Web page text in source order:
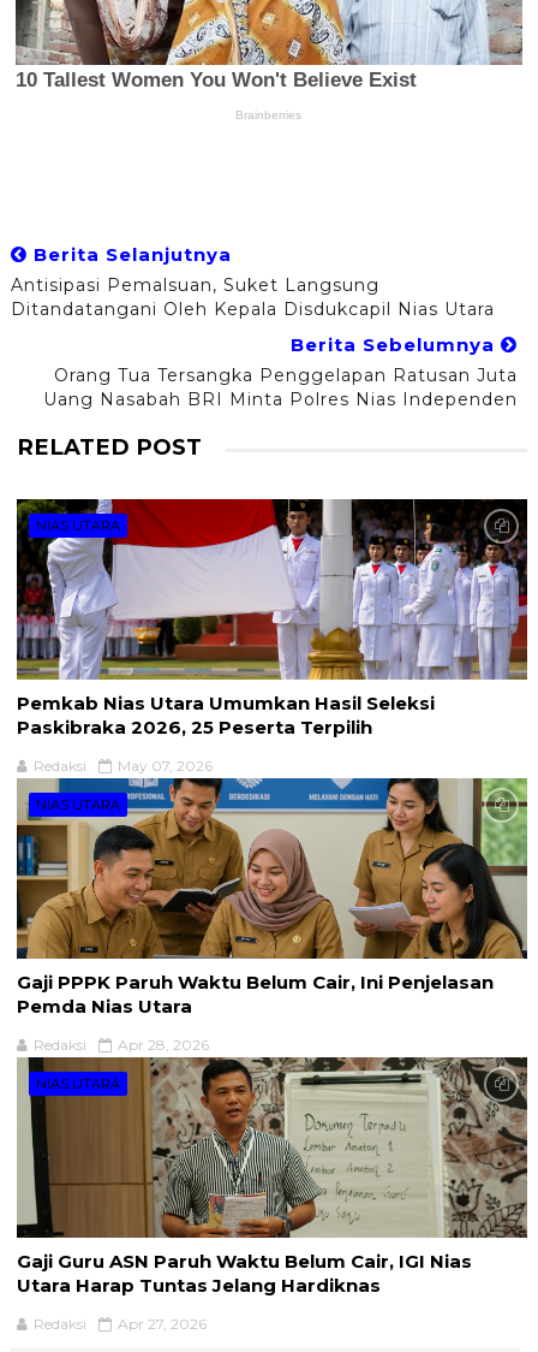
Berita Selanjutnya
Antisipasi Pemalsuan, Suket Langsung
Ditandatangani Oleh Kepala Disdukcapil Nias Utara
Berita Sebelumnya
Orang Tua Tersangka Penggelapan Ratusan Juta
Uang Nasabah BRI Minta Polres Nias Independen
RELATED POST
NIAS UTARA
Pemkab Nias Utara Umumkan Hasil Seleksi
Paskibraka 2026, 25 Peserta Terpilih
Redaksi May 07, 2026
NIAS UTARA
Gaji PPPK Paruh Waktu Belum Cair, Ini Penjelasan
Pemda Nias Utara
Redaksi Apr 28, 2026
NIAS UTARA
Gaji Guru ASN Paruh Waktu Belum Cair, IGI Nias
Utara Harap Tuntas Jelang Hardiknas
Redaksi Apr 27, 2026